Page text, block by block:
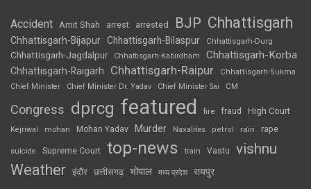
Accident Amit Shah arrest arrested BJP Chhattisgarh
Chhattisgarh-Bijapur Chhattisgarh-Bilaspur Chhattisgarh-Durg
Chhattisgarh-Jagdalpur Chhattisgarh-Kabirdham Chhattisgarh-Korba
Chhattisgarh-Raigarh Chhattisgarh-Raipur
Chhattisgarh-Sukma
Chief Minister
Chief Minister Dr. Yadav Chief Minister Sai CM
Congress dprcg featured fire fraud High Court
Kejriwal mohan Mohan Yadav Murder Naxalites petrol rain rape
suicide Supreme Court top-news train Vastu vishnu
Weather इंदौर छत्तीसगढ़ भोपाल मध्य प्रदेश रायपुर